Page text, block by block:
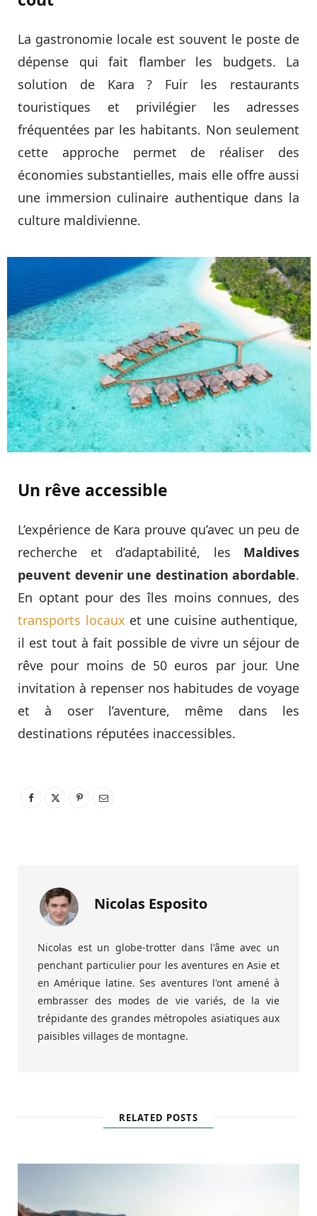
La gastronomie locale est souvent le poste de
dépense qui fait flamber les budgets. La
solution de Kara ? Fuir les restaurants
touristiques et privilégier les adresses
fréquentées par les habitants. Non seulement
cette approche permet de réaliser des
économies substantielles, mais elle offre aussi
une immersion culinaire authentique dans la
culture maldivienne.
Un rêve accessible
L’expérience de Kara prouve qu’avec un peu de
recherche et d’adaptabilité, les Maldives
peuvent devenir une destination abordable.
En optant pour des îles moins connues, des
transports locaux et une cuisine authentique,
il est tout à fait possible de vivre un séjour de
rêve pour moins de 50 euros par jour. Une
invitation à repenser nos habitudes de voyage
et à oser l’aventure, même dans les
destinations réputées inaccessibles.
Nicolas Esposito
Nicolas est un globe-trotter dans l'âme avec un
penchant particulier pour les aventures en Asie et
en Amérique latine. Ses aventures l'ont amené à
embrasser des modes de vie variés, de la vie
trépidante des grandes métropoles asiatiques aux
paisibles villages de montagne.
RELATED POSTS